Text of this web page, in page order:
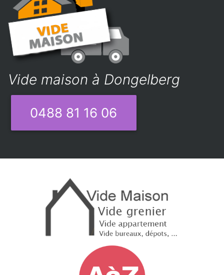
Vide maison à Dongelberg
0488 81 16 06